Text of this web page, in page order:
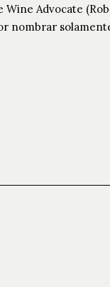
Wine Advocate
nombrar